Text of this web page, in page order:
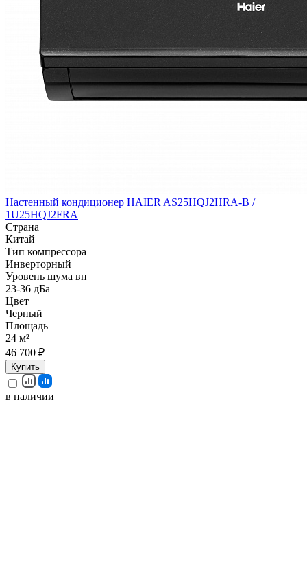
Настенный кондиционер HAIER AS25HQJ2HRA-B /
1U25HQJ2FRA
Страна
Китай
Тип компрессора
Инверторный
Уровень шума вн
23-36 дБа
Цвет
Черный
Площадь
24 м²
46 700 ₽
Купить
в наличии